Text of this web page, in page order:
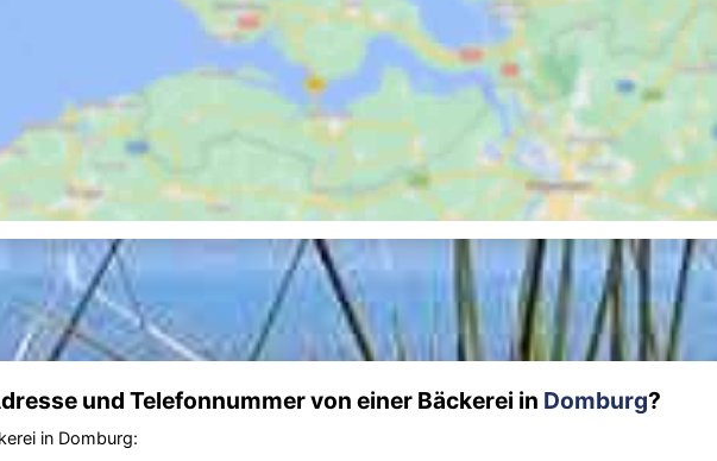
und Telefonnummer von einer Bäckerei in Domburg?
in Domburg: